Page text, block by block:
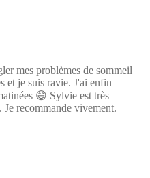
mes problèmes de sommeil
et je suis ravie. J'ai enfin
😄 Sylvie est très
recommande vivement.